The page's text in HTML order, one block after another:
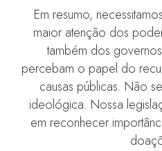
Em resumo,
maior atenção dos
também dos
percebam o papel do
causas públicas. Não
ideológica. Nossa
em reconhecer